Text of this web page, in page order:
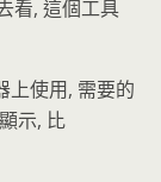
看, 這個工具
上使用, 需要的
示, 比